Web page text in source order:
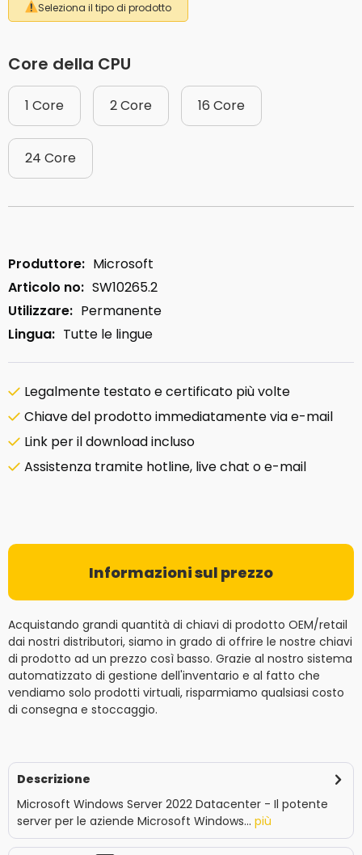
Seleziona il tipo di prodotto
Core della CPU
1 Core 2 Core 16 Core
24 Core
Produttore: Microsoft
Articolo no: SW10265.2
Utilizzare: Permanente
Lingua: Tutte le lingue
Legalmente testato e certificato più volte
Chiave del prodotto immediatamente via e-mail
Link per il download incluso
Assistenza tramite hotline, live chat o e-mail
Informazioni sul prezzo
Acquistando grandi quantità di chiavi di prodotto OEM/retail
dai nostri distributori, siamo in grado di offrire le nostre chiavi
di prodotto ad un prezzo così basso. Grazie al nostro sistema
automatizzato di gestione dell'inventario e al fatto che
vendiamo solo prodotti virtuali, risparmiamo qualsiasi costo
di consegna e stoccaggio.
Descrizione
Microsoft Windows Server 2022 Datacenter - Il potente
server per le aziende Microsoft Windows... più